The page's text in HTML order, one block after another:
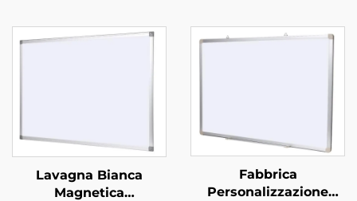
Lavagna Bianca
Magnetica
Fabbrica
Personalizzazione